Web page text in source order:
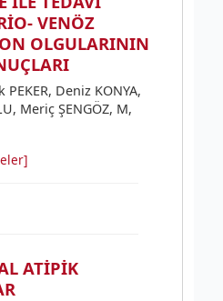
VENÖZ
OLGULARININ
Deniz KONYA,
Meriç ŞENGÖZ, M,
ATİPİK